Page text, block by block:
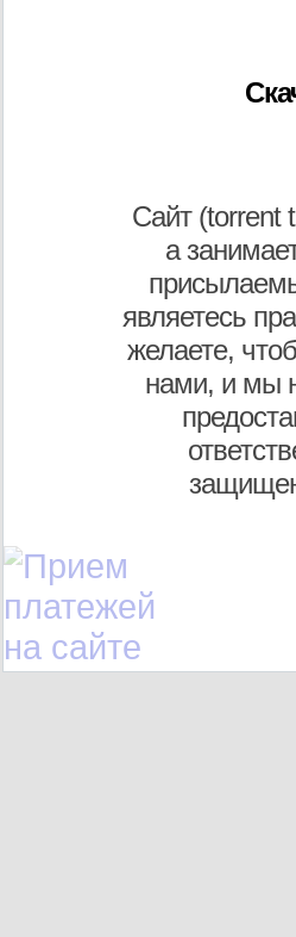
Сайт (torrent
а
являетесь
желаете,
нами, и мы